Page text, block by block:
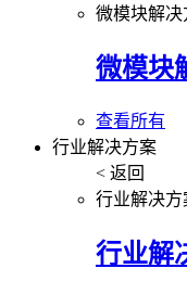
微模块解决
微模块
查看所有
行业解决方案
< 返回
行业解决方
行业解